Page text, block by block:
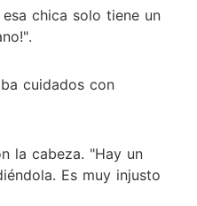
esa chica solo tiene un
cuidados con
la cabeza. "Hay un
Es muy injusto